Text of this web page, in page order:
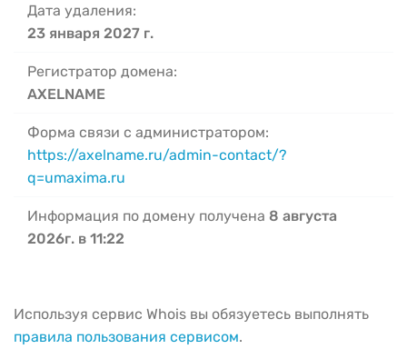
Дата удаления:
23 января 2027 г.
Регистратор домена:
AXELNAME
Форма связи с администратором:
https://axelname.ru/admin-contact/?
q=umaxima.ru
Информация по домену получена 8 августа
2026г. в 11:22
Используя сервис Whois вы обязуетесь выполнять
правила пользования сервисом.